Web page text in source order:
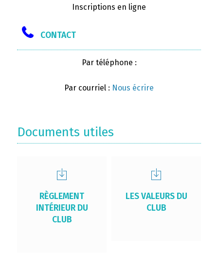
Inscriptions en ligne
CONTACT
Par téléphone :
Par courriel : Nous écrire
Documents utiles
RÈGLEMENT
INTÉRIEUR DU
CLUB
LES VALEURS DU
CLUB